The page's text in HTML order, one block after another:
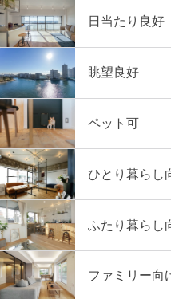
日当たり良好
眺望良好
ペット可
ひとり暮らし
ふたり暮らし
ファミリー向